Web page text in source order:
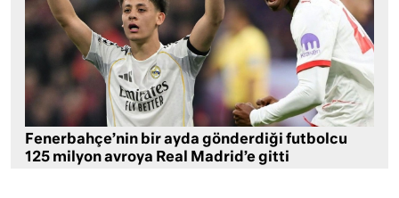
Fenerbahçe’nin bir ayda gönderdiği futbolcu
125 milyon avroya Real Madrid’e gitti